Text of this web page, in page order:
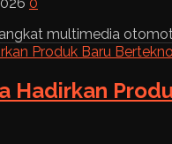
0
multimedia
Hadirkan